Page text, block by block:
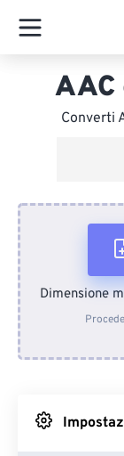
AAC
Converti
Dimensione